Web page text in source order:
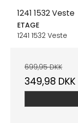
1241 1532 Veste
ETAGE
1241 1532 Veste
699,95 DKK
349,98 DKK